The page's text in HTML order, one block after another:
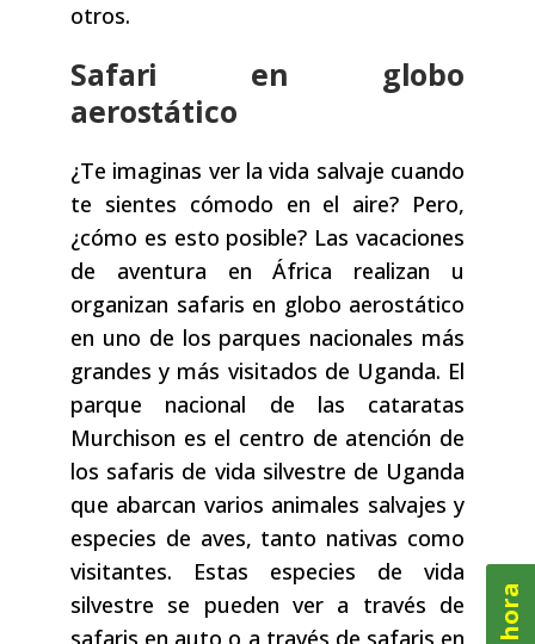
otros.
Safari en globo
aerostático
¿Te imaginas ver la vida salvaje cuando
te sientes cómodo en el aire? Pero,
¿cómo es esto posible? Las vacaciones
de aventura en África realizan u
organizan safaris en globo aerostático
en uno de los parques nacionales más
grandes y más visitados de Uganda. El
parque nacional de las cataratas
Murchison es el centro de atención de
los safaris de vida silvestre de Uganda
que abarcan varios animales salvajes y
especies de aves, tanto nativas como
visitantes. Estas especies de vida
silvestre se pueden ver a través de